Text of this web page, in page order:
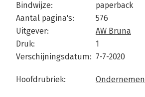
Bindwijze:
paperback
Aantal pagina's:
576
Uitgever:
AW Bruna
Druk:
1
Verschijningsdatum: 7-7-2020
Hoofdrubriek: Ondernemen